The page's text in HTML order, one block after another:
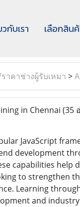
กับเรา เลือกสิน
าคาช่างผู้รับเหมา >
in Chennai (35
JavaScript
development
capabilities help
to strengthen
Learning
and